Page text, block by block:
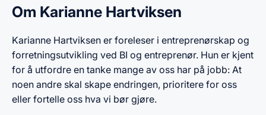
Om Karianne Hartviksen
Karianne Hartviksen er foreleser i entreprenørskap og
forretningsutvikling ved BI og entreprenør. Hun er kjent
for å utfordre en tanke mange av oss har på jobb: At
noen andre skal skape endringen, prioritere for oss
eller fortelle oss hva vi bør gjøre.